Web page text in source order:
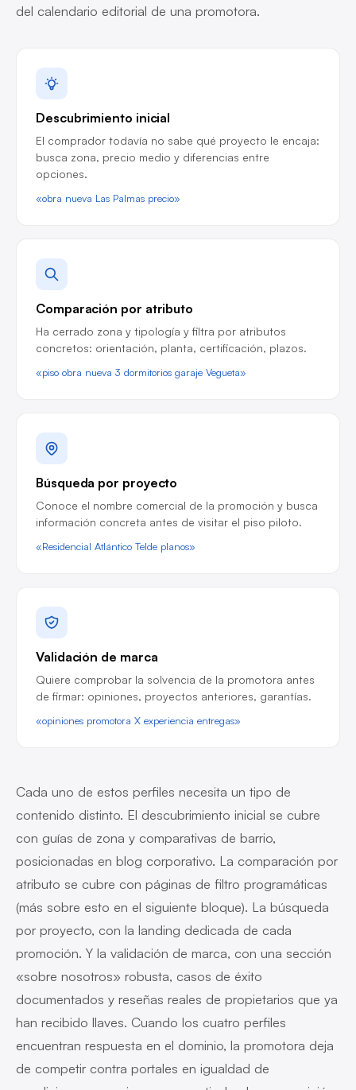
del calendario editorial de una promotora.
Descubrimiento inicial
El comprador todavía no sabe qué proyecto le encaja:
busca zona, precio medio y diferencias entre
opciones.
«obra nueva Las Palmas precio»
Comparación por atributo
Ha cerrado zona y tipología y filtra por atributos
concretos: orientación, planta, certificación, plazos.
«piso obra nueva 3 dormitorios garaje Vegueta»
Búsqueda por proyecto
Conoce el nombre comercial de la promoción y busca
información concreta antes de visitar el piso piloto.
«Residencial Atlántico Telde planos»
Validación de marca
Quiere comprobar la solvencia de la promotora antes
de firmar: opiniones, proyectos anteriores, garantías.
«opiniones promotora X experiencia entregas»
Cada uno de estos perfiles necesita un tipo de
contenido distinto. El descubrimiento inicial se cubre
con guías de zona y comparativas de barrio,
posicionadas en blog corporativo. La comparación por
atributo se cubre con páginas de filtro programáticas
(más sobre esto en el siguiente bloque). La búsqueda
por proyecto, con la landing dedicada de cada
promoción. Y la validación de marca, con una sección
«sobre nosotros» robusta, casos de éxito
documentados y reseñas reales de propietarios que ya
han recibido llaves. Cuando los cuatro perfiles
encuentran respuesta en el dominio, la promotora deja
de competir contra portales en igualdad de